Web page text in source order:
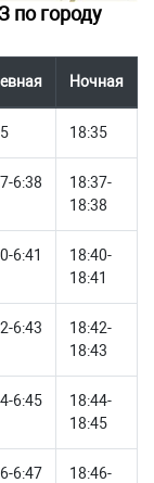
по городу
Ночная
18:35
6:38
18:37-
18:38
6:41
18:40-
18:41
6:43
18:42-
18:43
6:45
18:44-
18:45
6:47
18:46-